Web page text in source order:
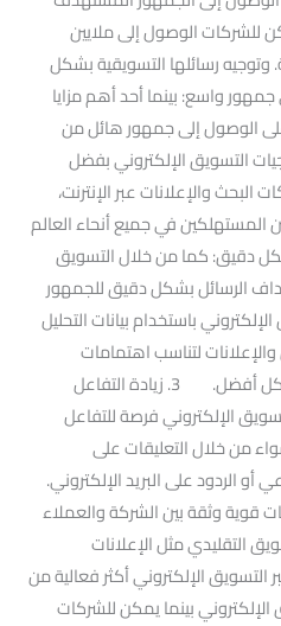
للشركات الوصول إلى ملايين
رسائلها التسويقية بشكل
إلى جمهور واسع: بينما أحد أهم مزايا
الوصول إلى جمهور هائل من
التسويق الإلكتروني بفضل
والإعلانات عبر الإنترنت،
المستهلكين في جميع أنحاء العالم
بشكل دقيق: كما من خلال التسويق
الرسائل بشكل دقيق للجمهور
باستخدام بيانات التحليل
لتناسب اهتمامات
واحتياجات العملاء المحتملين بشكل أفضل. 3. زيادة التفاعل
الإلكتروني فرصة للتفاعل
من خلال التعليقات على
الردود على البريد الإلكتروني.
قوية وثقة بين الشركة والعملاء
التقليدي مثل الإعلانات
التسويق الإلكتروني أكثر فعالية من
الإلكتروني بينما يمكن للشركات